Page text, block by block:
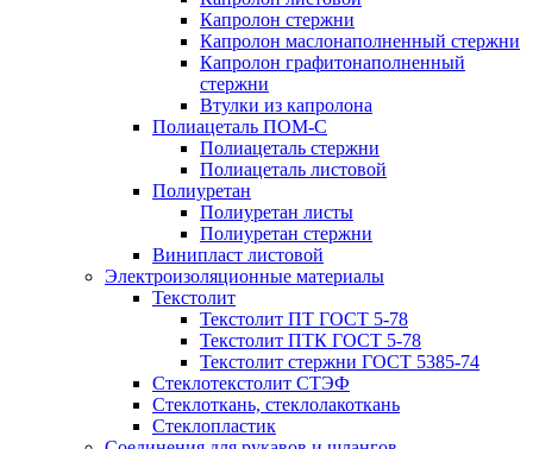
Капролон стержни
Капролон маслонаполненный стержни
Капролон графитонаполненный
стержни
Втулки из капролона
Полиацеталь ПОМ-С
Полиацеталь стержни
Полиацеталь листовой
Полиуретан
Полиуретан листы
Полиуретан стержни
Винипласт листовой
Электроизоляционные материалы
Текстолит
Текстолит ПТ ГОСТ 5-78
Текстолит ПТК ГОСТ 5-78
Текстолит стержни ГОСТ 5385-74
Стеклотекстолит СТЭФ
Стеклоткань, стеклолакоткань
Стеклопластик